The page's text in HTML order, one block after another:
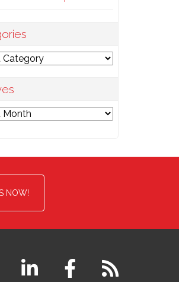
NOW!